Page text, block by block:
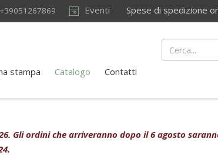
Eventi Spese di spedizione
+39051267869
stampa Catalogo Contatti
Gli ordini che arriveranno dopo il 6 agosto